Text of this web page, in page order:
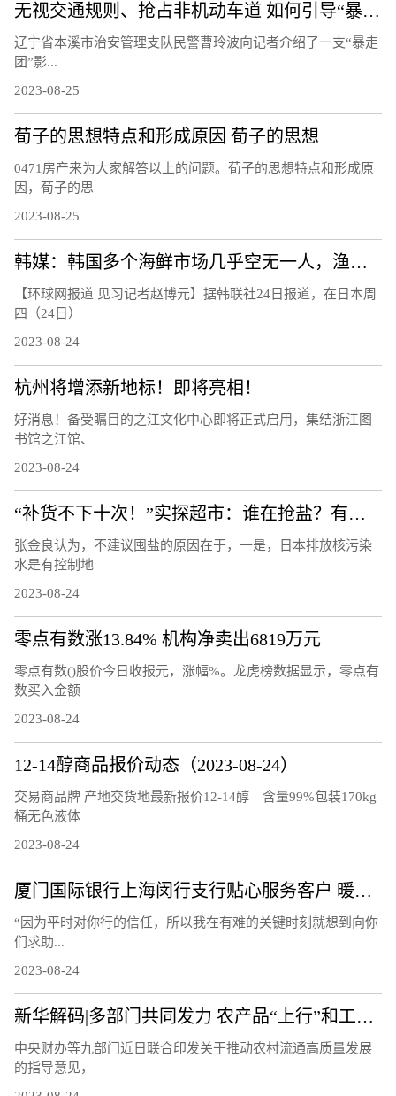
无视交通规则、抢占非机动车道 如何引导“暴走团”有序、合规的活动？
辽宁省本溪市治安管理支队民警曹玲波向记者介绍了一支“暴走
团”影...
2023-08-25
荀子的思想特点和形成原因 荀子的思想
0471房产来为大家解答以上的问题。荀子的思想特点和形成原
因，荀子的思
2023-08-25
韩媒：韩国多个海鲜市场几乎空无一人，渔民担忧未来生计
【环球网报道 见习记者赵博元】据韩联社24日报道，在日本周
四（24日）
2023-08-24
杭州将增添新地标！即将亮相！
好消息！备受瞩目的之江文化中心即将正式启用，集结浙江图
书馆之江馆、
2023-08-24
“补货不下十次！”实探超市：谁在抢盐？有必要吗？
张金良认为，不建议囤盐的原因在于，一是，日本排放核污染
水是有控制地
2023-08-24
零点有数涨13.84% 机构净卖出6819万元
零点有数()股价今日收报元，涨幅%。龙虎榜数据显示，零点有
数买入金额
2023-08-24
12-14醇商品报价动态（2023-08-24）
交易商品牌 产地交货地最新报价12-14醇 含量99%包装170kg
桶无色液体
2023-08-24
厦门国际银行上海闵行支行贴心服务客户 暖心回馈社会
“因为平时对你行的信任，所以我在有难的关键时刻就想到向你
们求助...
2023-08-24
新华解码|多部门共同发力 农产品“上行”和工业品“下行”有哪些新利好？
中央财办等九部门近日联合印发关于推动农村流通高质量发展
的指导意见，